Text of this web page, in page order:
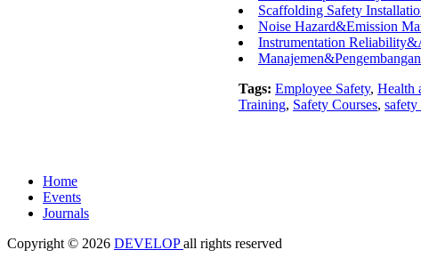
Scaffolding Safety
Noise Hazard&Emission
Instrumentation
Tags: Employee Safety, Health
Training, Safety Courses,
Home
Events
Journals
Copyright © 2026 DEVELOPall rights reserved